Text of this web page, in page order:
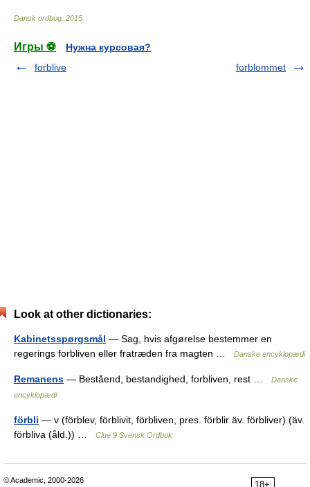
Dansk ordbog 2015
Игры ⚽
Нужна курсовая?
forblive
forblommet
Look at other dictionaries:
Kabinetsspørgsmål — Sag, hvis afgørelse bestemmer en
regerings forbliven eller fratræden fra magten …
Danske encyklopædi
Remanens — Beståend, bestandighed, forbliven, rest …
Danske
encyklopædi
förbli — v (förblev, förblivit, förbliven, pres. förblir äv. förbliver) (äv.
förbliva (åld.)) …
Clue 9 Svensk Ordbok
18+
© Academic, 2000-2026